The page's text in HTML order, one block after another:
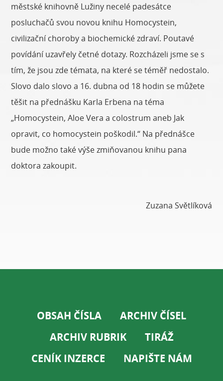
městské knihovně Lužiny necelé padesátce
posluchačů svou novou knihu Homocystein,
civilizační choroby a biochemické zdraví. Poutavé
povídání uzavřely četné dotazy. Rozcházeli jsme se s
tím, že jsou zde témata, na které se téměř nedostalo.
Slovo dalo slovo a 16. dubna od 18 hodin se můžete
těšit na přednášku Karla Erbena na téma
„Homocystein, Aloe Vera a colostrum aneb Jak
opravit, co homocystein poškodil.“ Na přednášce
bude možno také výše zmiňovanou knihu pana
doktora zakoupit.
Zuzana Světlíková
OBSAH ČÍSLA
ARCHIV ČÍSEL
ARCHIV RUBRIK
TIRÁŽ
CENÍK INZERCE
NAPIŠTE NÁM